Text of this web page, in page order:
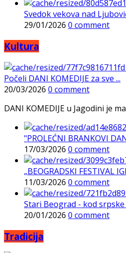
Svedok vekova nad
29/01/2026 0 comment
Kultura
Počeli DANI KOMEDIJE za sve ...
20/03/2026 0 comment
DANI KOMEDIJE u Jagodini je
"PROLEĆNI BRANKOVI
17/03/2026 0 comment
„BEOGRADSKI FESTIVAL
11/03/2026 0 comment
Stari Beograd - kod
20/01/2026 0 comment
Tradicija